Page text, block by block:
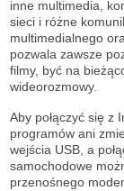
inne multimedia,
sieci i różne
multimedialnego
pozwala zawsze
filmy, być na
wideorozmowy.
Aby połączyć się z
programów ani
wejścia USB, a
samochodowe
przenośnego